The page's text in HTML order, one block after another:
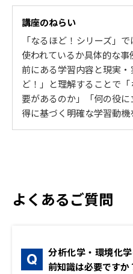
酸化・還元定義
酸化数
酸化剤・還元剤②
3.電池の化学
電池
電池の電解液
標準電極電位
起電力
4.金属材料の腐食
腐食しろ
赤外分光法
紫外可視光分光法
切削加工、塑性加工、
固定締結要素、回転要
なるほど！計測制御
センサ、アクチュエー
2. なるほど！電気電子
なるほど！電気回路の
直流回路、交流回路、
半導体物性、半導体デ
コンピュータ(マイコン
器(種類と動作原理(1))
講座のねらい
「なるほど！シリーズ」
使われているか具体的な
前にある学習内容と現実
ど！」と理解することで
要があるのか」「何の役
得に基づく明確な学習動機
よくあるご質問
分析化学・環境化
前知識は必要ですか